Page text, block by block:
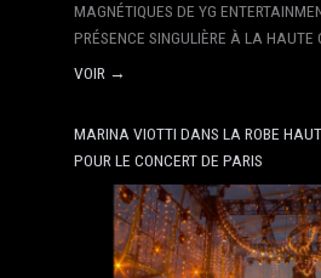
MAGNÉTIQUES DE YG
PRÉSENCE SINGULIÈRE À LA HAUTE
VOIR →
MARINA VIOTTI DANS LA ROBE
POUR LE CONCERT DE PARIS